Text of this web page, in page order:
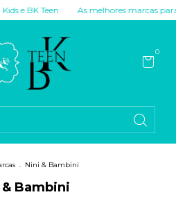
As melhores marcas para você!
0
. Nini & Bambini
Bambini